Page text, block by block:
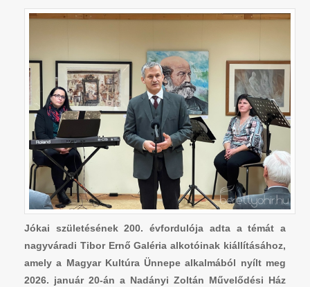
Jókai születésének 200. évfordulója adta a témát a
nagyváradi Tibor Ernő Galéria alkotóinak kiállításához,
amely a Magyar Kultúra Ünnepe alkalmából nyílt meg
2026. január 20-án a Nadányi Zoltán Művelődési Ház